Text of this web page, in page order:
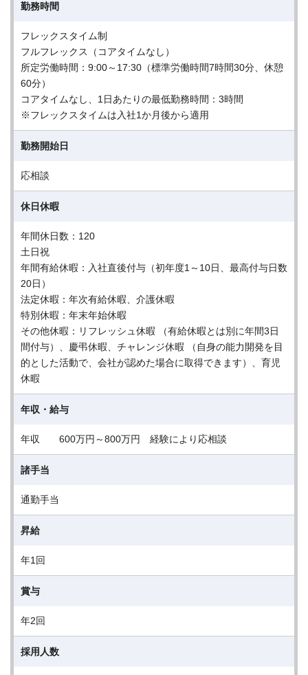
勤務時間
フレックスタイム制
フルフレックス（コアタイムなし）
所定労働時間：9:00～17:30（標準労働時間7時間30分、休憩
60分）
コアタイムなし、1日あたりの最低勤務時間：3時間
※フレックスタイムは入社1か月後から適用
勤務開始日
応相談
休日休暇
年間休日数：120
土日祝
年間有給休暇：入社直後付与（初年度1～10日、最高付与日数
20日）
法定休暇：年次有給休暇、介護休暇
特別休暇：年末年始休暇
その他休暇：リフレッシュ休暇 （有給休暇とは別に年間3日
間付与）、慶弔休暇、チャレンジ休暇 （自身の能力開発を目
的とした活動で、会社が認めた場合に取得できます）、育児
休暇
年収・給与
年収 600万円～800万円 経験により応相談
諸手当
通勤手当
昇給
年1回
賞与
年2回
採用人数